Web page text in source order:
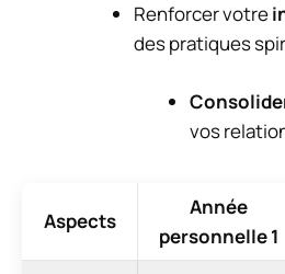
Renforcer votre
des pratiques
vos
Aspects
Année
personnelle 1